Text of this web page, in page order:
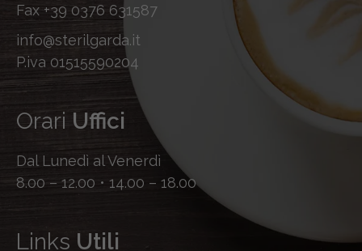
Fax +39 0376 631587
info@sterilgarda.it
P.iva 01515590204
Orari Uffici
Dal Lunedì al Venerdì
8.00 – 12.00 • 14.00 – 18.00
Links Utili